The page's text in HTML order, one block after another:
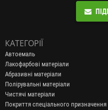
КАТЕГОРІЇ
Автоемаль
Лакофарбові матеріали
Абразивні матеріали
Полірувальні матеріали
Чистячі матеріали
Покриття спеціального призначення